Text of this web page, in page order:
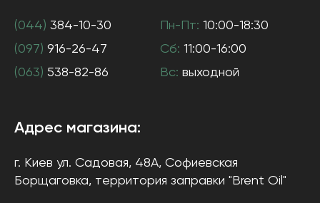
(044) 384-10-30
(097) 916-26-47
(063) 538-82-86
Пн-Пт: 10:00-18:30
Сб: 11:00-16:00
Вс: выходной
Адрес магазина:
г. Киев ул. Садовая, 48А, Софиевская
Борщаговка, территория заправки "Brent Oil"